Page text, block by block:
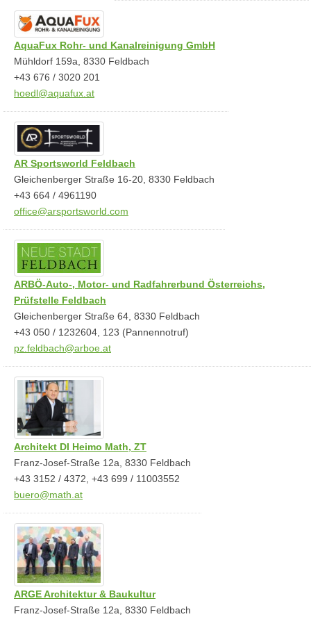
AquaFux Rohr- und Kanalreinigung GmbH
Mühldorf 159a, 8330 Feldbach
+43 676 / 3020 201
hoedl@aquafux.at
AR Sportsworld Feldbach
Gleichenberger Straße 16-20, 8330 Feldbach
+43 664 / 4961190
office@arsportsworld.com
ARBÖ-Auto-, Motor- und Radfahrerbund Österreichs,
Prüfstelle Feldbach
Gleichenberger Straße 64, 8330 Feldbach
+43 050 / 1232604, 123 (Pannennotruf)
pz.feldbach@arboe.at
Architekt DI Heimo Math, ZT
Franz-Josef-Straße 12a, 8330 Feldbach
+43 3152 / 4372, +43 699 / 11003552
buero@math.at
ARGE Architektur & Baukultur
Franz-Josef-Straße 12a, 8330 Feldbach